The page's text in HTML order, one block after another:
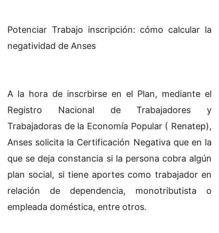
Potenciar Trabajo inscripción: cómo calcular la
negatividad de Anses
A la hora de inscrbirse en el Plan, mediante el
Registro Nacional de Trabajadores y
Trabajadoras de la Economía Popular ( Renatep),
Anses solicita la Certificación Negativa que en la
que se deja constancia si la persona cobra algún
plan social, si tiene aportes como trabajador en
relación de dependencia, monotributista o
empleada doméstica, entre otros.